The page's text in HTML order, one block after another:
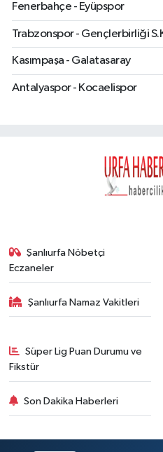
Fenerbahçe - Eyüpspor
Trabzonspor - Gençlerbirliği
Kasımpaşa - Galatasaray
Antalyaspor - Kocaelispor
Şanlıurfa Nöbetçi
Eczaneler
Şanlıurfa Namaz Vakitleri
Süper Lig Puan Durumu ve
Fikstür
Son Dakika Haberleri